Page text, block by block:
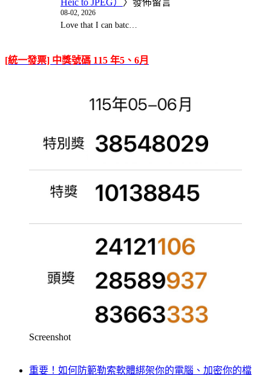
Heic to JPEG） 〉發佈留言
08-02, 2026
Love that I can batc…
[統一發票] 中獎號碼 115 年5、6月
Screenshot
重要！如何防範勒索軟體綁架你的電腦、加密你的檔